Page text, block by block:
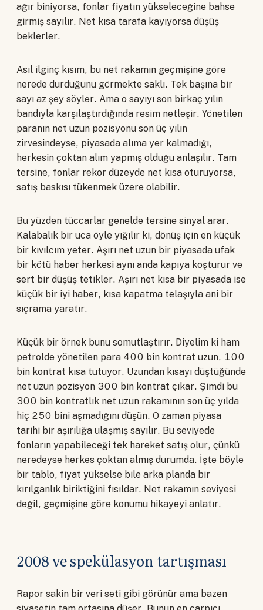
ağır biniyorsa, fonlar fiyatın yükseleceğine bahse
girmiş sayılır. Net kısa tarafa kayıyorsa düşüş
beklerler.
Asıl ilginç kısım, bu net rakamın geçmişine göre
nerede durduğunu görmekte saklı. Tek başına bir
sayı az şey söyler. Ama o sayıyı son birkaç yılın
bandıyla karşılaştırdığında resim netleşir. Yönetilen
paranın net uzun pozisyonu son üç yılın
zirvesindeyse, piyasada alıma yer kalmadığı,
herkesin çoktan alım yapmış olduğu anlaşılır. Tam
tersine, fonlar rekor düzeyde net kısa oturuyorsa,
satış baskısı tükenmek üzere olabilir.
Bu yüzden tüccarlar genelde tersine sinyal arar.
Kalabalık bir uca öyle yığılır ki, dönüş için en küçük
bir kıvılcım yeter. Aşırı net uzun bir piyasada ufak
bir kötü haber herkesi aynı anda kapıya koşturur ve
sert bir düşüş tetikler. Aşırı net kısa bir piyasada ise
küçük bir iyi haber, kısa kapatma telaşıyla ani bir
sıçrama yaratır.
Küçük bir örnek bunu somutlaştırır. Diyelim ki ham
petrolde yönetilen para 400 bin kontrat uzun, 100
bin kontrat kısa tutuyor. Uzundan kısayı düştüğünde
net uzun pozisyon 300 bin kontrat çıkar. Şimdi bu
300 bin kontratlık net uzun rakamının son üç yılda
hiç 250 bini aşmadığını düşün. O zaman piyasa
tarihi bir aşırılığa ulaşmış sayılır. Bu seviyede
fonların yapabileceği tek hareket satış olur, çünkü
neredeyse herkes çoktan almış durumda. İşte böyle
bir tablo, fiyat yükselse bile arka planda bir
kırılganlık biriktiğini fısıldar. Net rakamın seviyesi
değil, geçmişine göre konumu hikayeyi anlatır.
2008 ve spekülasyon tartışması
Rapor sakin bir veri seti gibi görünür ama bazen